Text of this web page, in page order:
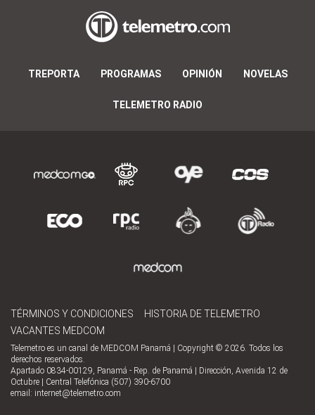
TREPORTA PROGRAMAS OPINIÓN NOVELAS
TELEMETRO RADIO
TÉRMINOS Y CONDICIONES
HISTORIA DE TELEMETRO
VACANTES MEDCOM
Telemetro es un canal de MEDCOM Panamá | Copyright © 2026. Todos los
derechos reservados.
Apartado 0834-00129, Panamá - Rep. de Panamá | Dirección, Avenida 12 de
Octubre | Central Telefónica (507) 390-6700
email: internet@telemetro.com